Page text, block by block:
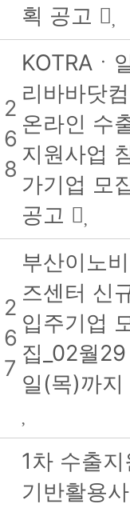
획 공고
2
6
8
KOTRAㆍ
리바바닷컴
온라인 수
지원사업
가기업 모
공고
2
6
7
부산이노비
즈센터 신
입주기업
집_02월29
일(목)까지
1차 수출지
기반활용사